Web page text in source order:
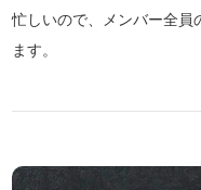
忙しいので、メンバー全員
ます。